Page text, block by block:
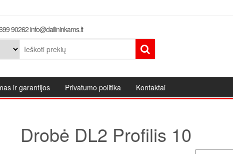
90262 info@dailininkams.lt
ir garantijos Privatumo politika Kontaktai
Drobė DL2 Profilis 10